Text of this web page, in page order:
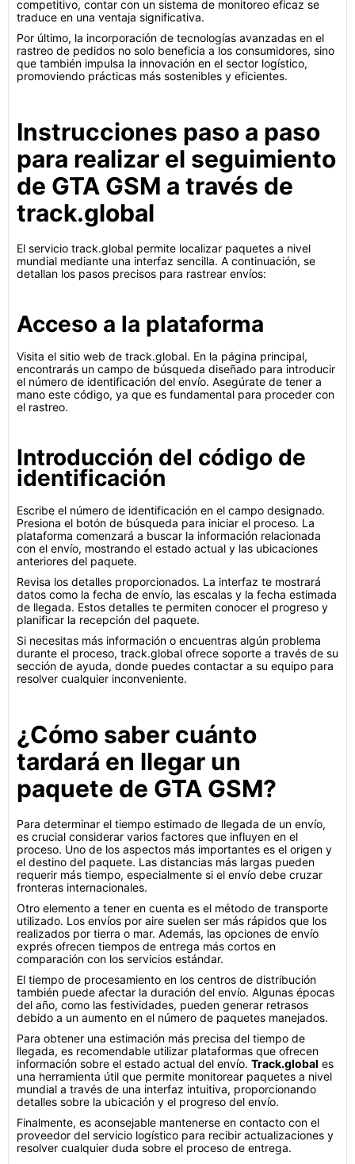
competitivo, contar con un sistema de monitoreo eficaz se
traduce en una ventaja significativa.
Por último, la incorporación de tecnologías avanzadas en el
rastreo de pedidos no solo beneficia a los consumidores, sino
que también impulsa la innovación en el sector logístico,
promoviendo prácticas más sostenibles y eficientes.
Instrucciones paso a paso
para realizar el seguimiento
de GTA GSM a través de
track.global
El servicio track.global permite localizar paquetes a nivel
mundial mediante una interfaz sencilla. A continuación, se
detallan los pasos precisos para rastrear envíos:
Acceso a la plataforma
Visita el sitio web de track.global. En la página principal,
encontrarás un campo de búsqueda diseñado para introducir
el número de identificación del envío. Asegúrate de tener a
mano este código, ya que es fundamental para proceder con
el rastreo.
Introducción del código de
identificación
Escribe el número de identificación en el campo designado.
Presiona el botón de búsqueda para iniciar el proceso. La
plataforma comenzará a buscar la información relacionada
con el envío, mostrando el estado actual y las ubicaciones
anteriores del paquete.
Revisa los detalles proporcionados. La interfaz te mostrará
datos como la fecha de envío, las escalas y la fecha estimada
de llegada. Estos detalles te permiten conocer el progreso y
planificar la recepción del paquete.
Si necesitas más información o encuentras algún problema
durante el proceso, track.global ofrece soporte a través de su
sección de ayuda, donde puedes contactar a su equipo para
resolver cualquier inconveniente.
¿Cómo saber cuánto
tardará en llegar un
paquete de GTA GSM?
Para determinar el tiempo estimado de llegada de un envío,
es crucial considerar varios factores que influyen en el
proceso. Uno de los aspectos más importantes es el origen y
el destino del paquete. Las distancias más largas pueden
requerir más tiempo, especialmente si el envío debe cruzar
fronteras internacionales.
Otro elemento a tener en cuenta es el método de transporte
utilizado. Los envíos por aire suelen ser más rápidos que los
realizados por tierra o mar. Además, las opciones de envío
exprés ofrecen tiempos de entrega más cortos en
comparación con los servicios estándar.
El tiempo de procesamiento en los centros de distribución
también puede afectar la duración del envío. Algunas épocas
del año, como las festividades, pueden generar retrasos
debido a un aumento en el número de paquetes manejados.
Para obtener una estimación más precisa del tiempo de
llegada, es recomendable utilizar plataformas que ofrecen
información sobre el estado actual del envío. Track.global es
una herramienta útil que permite monitorear paquetes a nivel
mundial a través de una interfaz intuitiva, proporcionando
detalles sobre la ubicación y el progreso del envío.
Finalmente, es aconsejable mantenerse en contacto con el
proveedor del servicio logístico para recibir actualizaciones y
resolver cualquier duda sobre el proceso de entrega.